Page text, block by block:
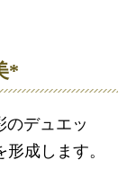
*
のデュエッ
成します。